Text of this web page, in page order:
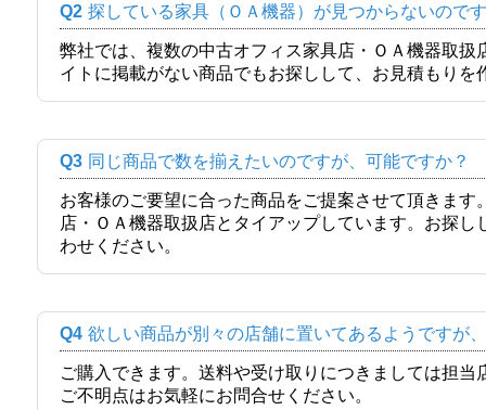
Q2 探している家具（ＯＡ機器）が見つからないので
弊社では、複数の中古オフィス家具店・ＯＡ機器取
イトに掲載がない商品でもお探しして、お見積もりを
Q3 同じ商品で数を揃えたいのですが、可能ですか？
お客様のご要望に合った商品をご提案させて頂きま
店・ＯＡ機器取扱店とタイアップしています。お探
わせください。
Q4 欲しい商品が別々の店舗に置いてあるようですが
ご購入できます。送料や受け取りにつきましては担
ご不明点はお気軽にお問合せください。